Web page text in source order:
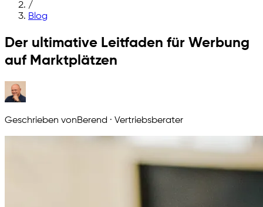
/
Blog
Der ultimative Leitfaden für Werbung
auf Marktplätzen
Geschrieben vonBerend · Vertriebsberater